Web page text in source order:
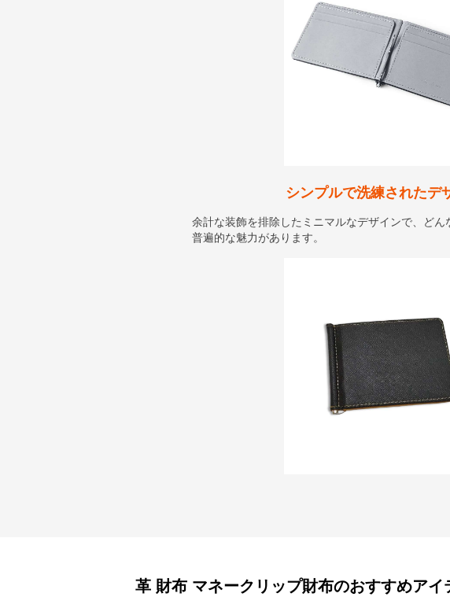
シンプルで洗練されたデ
余計な装飾を排除したミニマルなデザインで、ど
普遍的な魅力があります。
革 財布 マネークリップ財布のおすすめアイ